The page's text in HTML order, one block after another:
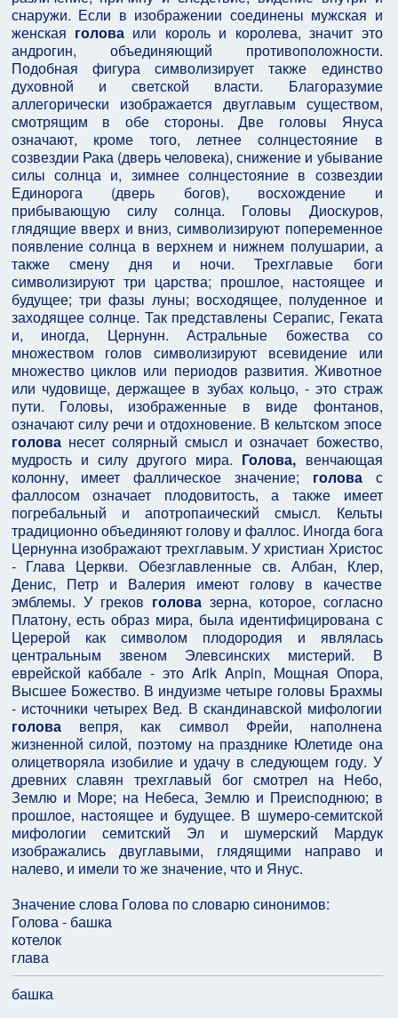
снаружи. Если в изображении соединены мужская и
женская головаили король и королева, значит это
андрогин, объединяющий противоположности.
Подобная фигура символизирует также единство
духовной и светской власти. Благоразумие
аллегорически изображается двуглавым существом,
смотрящим в обе стороны. Две головы Януса
означают, кроме того, летнее солнцестояние в
созвездии Рака (дверь человека), снижение и убывание
силы солнца и, зимнее солнцестояние в созвездии
Единорога (дверь богов), восхождение и
прибывающую силу солнца. Головы Диоскуров,
глядящие вверх и вниз, символизируют попеременное
появление солнца в верхнем и нижнем полушарии, а
также смену дня и ночи. Трехглавые боги
символизируют три царства; прошлое, настоящее и
будущее; три фазы луны; восходящее, полуденное и
заходящее солнце. Так представлены Серапис, Геката
и, иногда, Цернунн. Астральные божества со
множеством голов символизируют всевидение или
множество циклов или периодов развития. Животное
или чудовище, держащее в зубах кольцо, - это страж
пути. Головы, изображенные в виде фонтанов,
означают силу речи и отдохновение. В кельтском эпосе
голованесет солярный смысл и означает божество,
мудрость и силу другого мира. Голова, венчающая
колонну, имеет фаллическое значение; головас
фаллосом означает плодовитость, а также имеет
погребальный и апотропаический смысл. Кельты
традиционно объединяют голову и фаллос. Иногда бога
Цернунна изображают трехглавым. У христиан Христос
- Глава Церкви. Обезглавленные св. Албан, Клер,
Денис, Петр и Валерия имеют голову в качестве
эмблемы. У греков головазерна, которое, согласно
Платону, есть образ мира, была идентифицирована с
Церерой как символом плодородия и являлась
центральным звеном Элевсинских мистерий. В
еврейской каббале - это Arik Anpin, Мощная Опора,
Высшее Божество. В индуизме четыре головы Брахмы
- источники четырех Вед. В скандинавской мифологии
головавепря, как символ Фрейи, наполнена
жизненной силой, поэтому на празднике Юлетиде она
олицетворяла изобилие и удачу в следующем году. У
древних славян трехглавый бог смотрел на Небо,
Землю и Море; на Небеса, Землю и Преисподнюю; в
прошлое, настоящее и будущее. В шумеро-семитской
мифологии семитский Эл и шумерский Мардук
изображались двуглавыми, глядящими направо и
налево, и имели то же значение, что и Янус.
Значение слова Голова по словарю синонимов:
Голова - башка
котелок
глава
башка